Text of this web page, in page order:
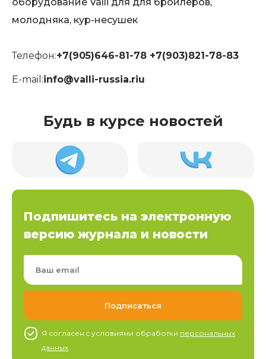
молодняка, кур-несушек
Телефон:+7(905)646-81-78 +7(903)821-78-83
E-mail:info@valli-russia.riu
Будь в курсе новостей
Подпишитесь на электронную
версию журнала и новости
Я согласен c условиями обработки персональных
данных